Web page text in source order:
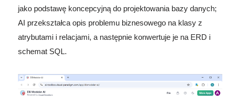
jako podstawę koncepcyjną do projektowania bazy danych;
AI przekształca opis problemu biznesowego na klasy z
atrybutami i relacjami, a następnie konwertuje je na ERD i
schemat SQL.